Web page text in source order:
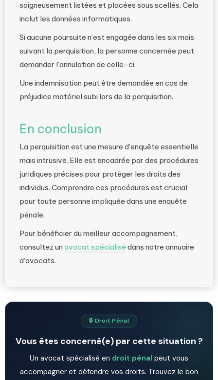
soigneusement listées et placées sous scellés. Cela
inclut les données informatiques.
Si aucune poursuite n’est engagée dans les six mois
suivant la perquisition, la personne concernée peut
demander l’annulation de celle-ci.
Une indemnisation peut être demandée en cas de
préjudice matériel subi lors de la perquisition.
En conclusion
La perquisition est une mesure d’enquête essentielle
mais intrusive. Elle est encadrée par des procédures
juridiques précises pour protéger les droits des
individus. Comprendre ces procédures est crucial
pour toute personne impliquée dans une enquête
pénale.
Pour bénéficier du meilleur accompagnement,
consultez un avocat spécialisé dans notre annuaire
d’avocats.
🔒 Droit Pénal
Vous êtes concerné(e) par cette situation ?
Un avocat spécialisé en droit pénal peut vous
accompagner et défendre vos droits. Trouvez le bon